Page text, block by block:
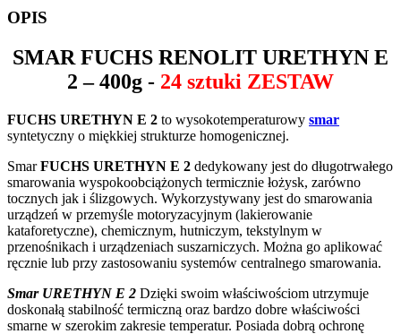
OPIS
SMAR FUCHS RENOLIT URETHYN E
2 – 400g - 24 sztuki ZESTAW
FUCHS URETHYN E 2 to wysokotemperaturowy smar
syntetyczny o miękkiej strukturze homogenicznej.
SmarFUCHS URETHYN E 2 dedykowany jest do długotrwałego
smarowania wyspokoobciążonych termicznie łożysk, zarówno
tocznych jak i ślizgowych. Wykorzystywany jest do smarowania
urządzeń w przemyśle motoryzacyjnym (lakierowanie
kataforetyczne), chemicznym, hutniczym, tekstylnym w
przenośnikach i urządzeniach suszarniczych. Można go aplikować
ręcznie lub przy zastosowaniu systemów centralnego smarowania.
Smar URETHYN E 2 Dzięki swoim właściwościom utrzymuje
doskonałą stabilność termiczną oraz bardzo dobre właściwości
smarne w szerokim zakresie temperatur. Posiada dobrą ochronę